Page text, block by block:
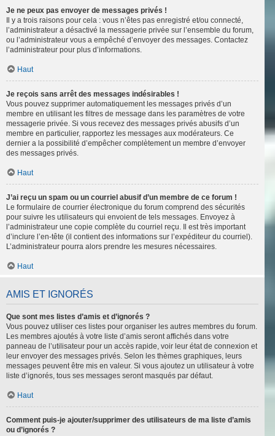
Je ne peux pas envoyer de messages privés !
Il y a trois raisons pour cela : vous n’êtes pas enregistré et/ou connecté,
l’administrateur a désactivé la messagerie privée sur l’ensemble du forum,
ou l’administrateur vous a empêché d’envoyer des messages. Contactez
l’administrateur pour plus d’informations.
Haut
Je reçois sans arrêt des messages indésirables !
Vous pouvez supprimer automatiquement les messages privés d’un
membre en utilisant les filtres de message dans les paramètres de votre
messagerie privée. Si vous recevez des messages privés abusifs d’un
membre en particulier, rapportez les messages aux modérateurs. Ce
dernier a la possibilité d’empêcher complètement un membre d’envoyer
des messages privés.
Haut
J’ai reçu un spam ou un courriel abusif d’un membre de ce forum !
Le formulaire de courrier électronique du forum comprend des sécurités
pour suivre les utilisateurs qui envoient de tels messages. Envoyez à
l’administrateur une copie complète du courriel reçu. Il est très important
d’inclure l’en-tête (il contient des informations sur l’expéditeur du courriel).
L’administrateur pourra alors prendre les mesures nécessaires.
Haut
AMIS ET IGNORÉS
Que sont mes listes d’amis et d’ignorés ?
Vous pouvez utiliser ces listes pour organiser les autres membres du forum.
Les membres ajoutés à votre liste d’amis seront affichés dans votre
panneau de l’utilisateur pour un accès rapide, voir leur état de connexion et
leur envoyer des messages privés. Selon les thèmes graphiques, leurs
messages peuvent être mis en valeur. Si vous ajoutez un utilisateur à votre
liste d’ignorés, tous ses messages seront masqués par défaut.
Haut
Comment puis-je ajouter/supprimer des utilisateurs de ma liste d’amis
ou d’ignorés ?